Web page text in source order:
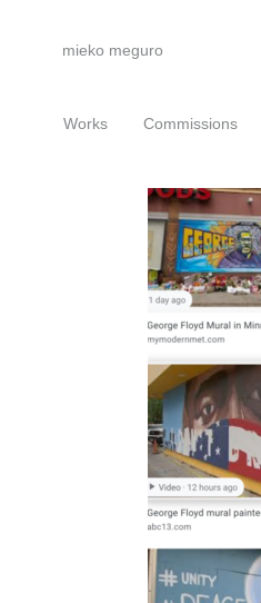
mieko meguro
Works Commissions